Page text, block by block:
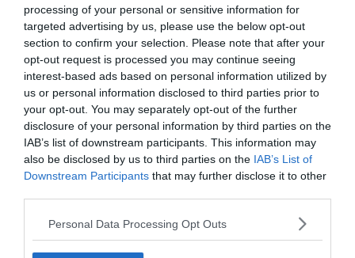
processing of your personal or sensitive information for
targeted advertising by us, please use the below opt-out
section to confirm your selection. Please note that after your
opt-out request is processed you may continue seeing
interest-based ads based on personal information utilized by
us or personal information disclosed to third parties prior to
your opt-out. You may separately opt-out of the further
disclosure of your personal information by third parties on the
IAB’s list of downstream participants. This information may
also be disclosed by us to third parties on the IAB’s List of
Downstream Participants that may further disclose it to other
Personal Data Processing Opt Outs
Découvertes
Visite virtuelle de l’île de La Réunion avec Google
Street View
Le 25 avril 2025
Par Eleonore Vern
Histoire & anecdotes
25 anecdotes et faits surprenants sur le Titanic
Le 31 mai 2023
Par Eleonore Vern
Vario Mobil, le camping-car de luxe digne des plus
grands hôtels
Par Eleonore Vern